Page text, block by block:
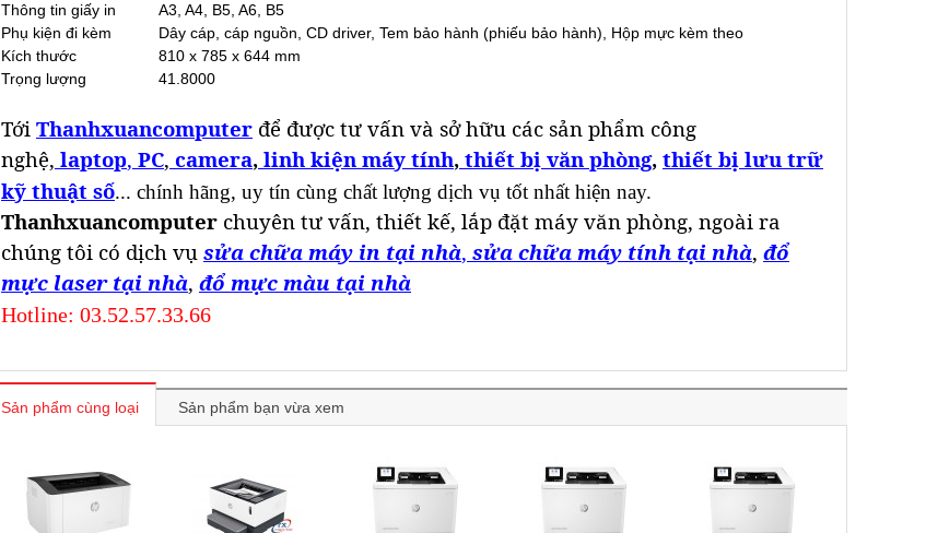
Thông tin giấy in
A3, A4, B5, A6, B5
Phụ kiện đi kèm
Dây cáp, cáp nguồn, CD driver, Tem bảo hành (phiếu bảo hành), Hộp mực kèm theo
Kích thước
810 x 785 x 644 mm
Trọng lượng
41.8000
Tới Thanhxuancomputer để được tư vấn và sở hữu các sản phẩm công
nghệ, laptop, PC, camera, linh kiện máy tính, thiết bị văn phòng, thiết bị lưu trữ
kỹ thuật số... chính hãng, uy tín cùng chất lượng dịch vụ tốt nhất hiện nay.
Thanhxuancomputer chuyên tư vấn, thiết kế, lắp đặt máy văn phòng, ngoài ra
chúng tôi có dịch vụ sửa chữa máy in tại nhà, sửa chữa máy tính tại nhà, đổ
mực laser tại nhà, đổ mực màu tại nhà
Hotline: 03.52.57.33.66
Sản phẩm cùng loại Sản phẩm bạn vừa xem